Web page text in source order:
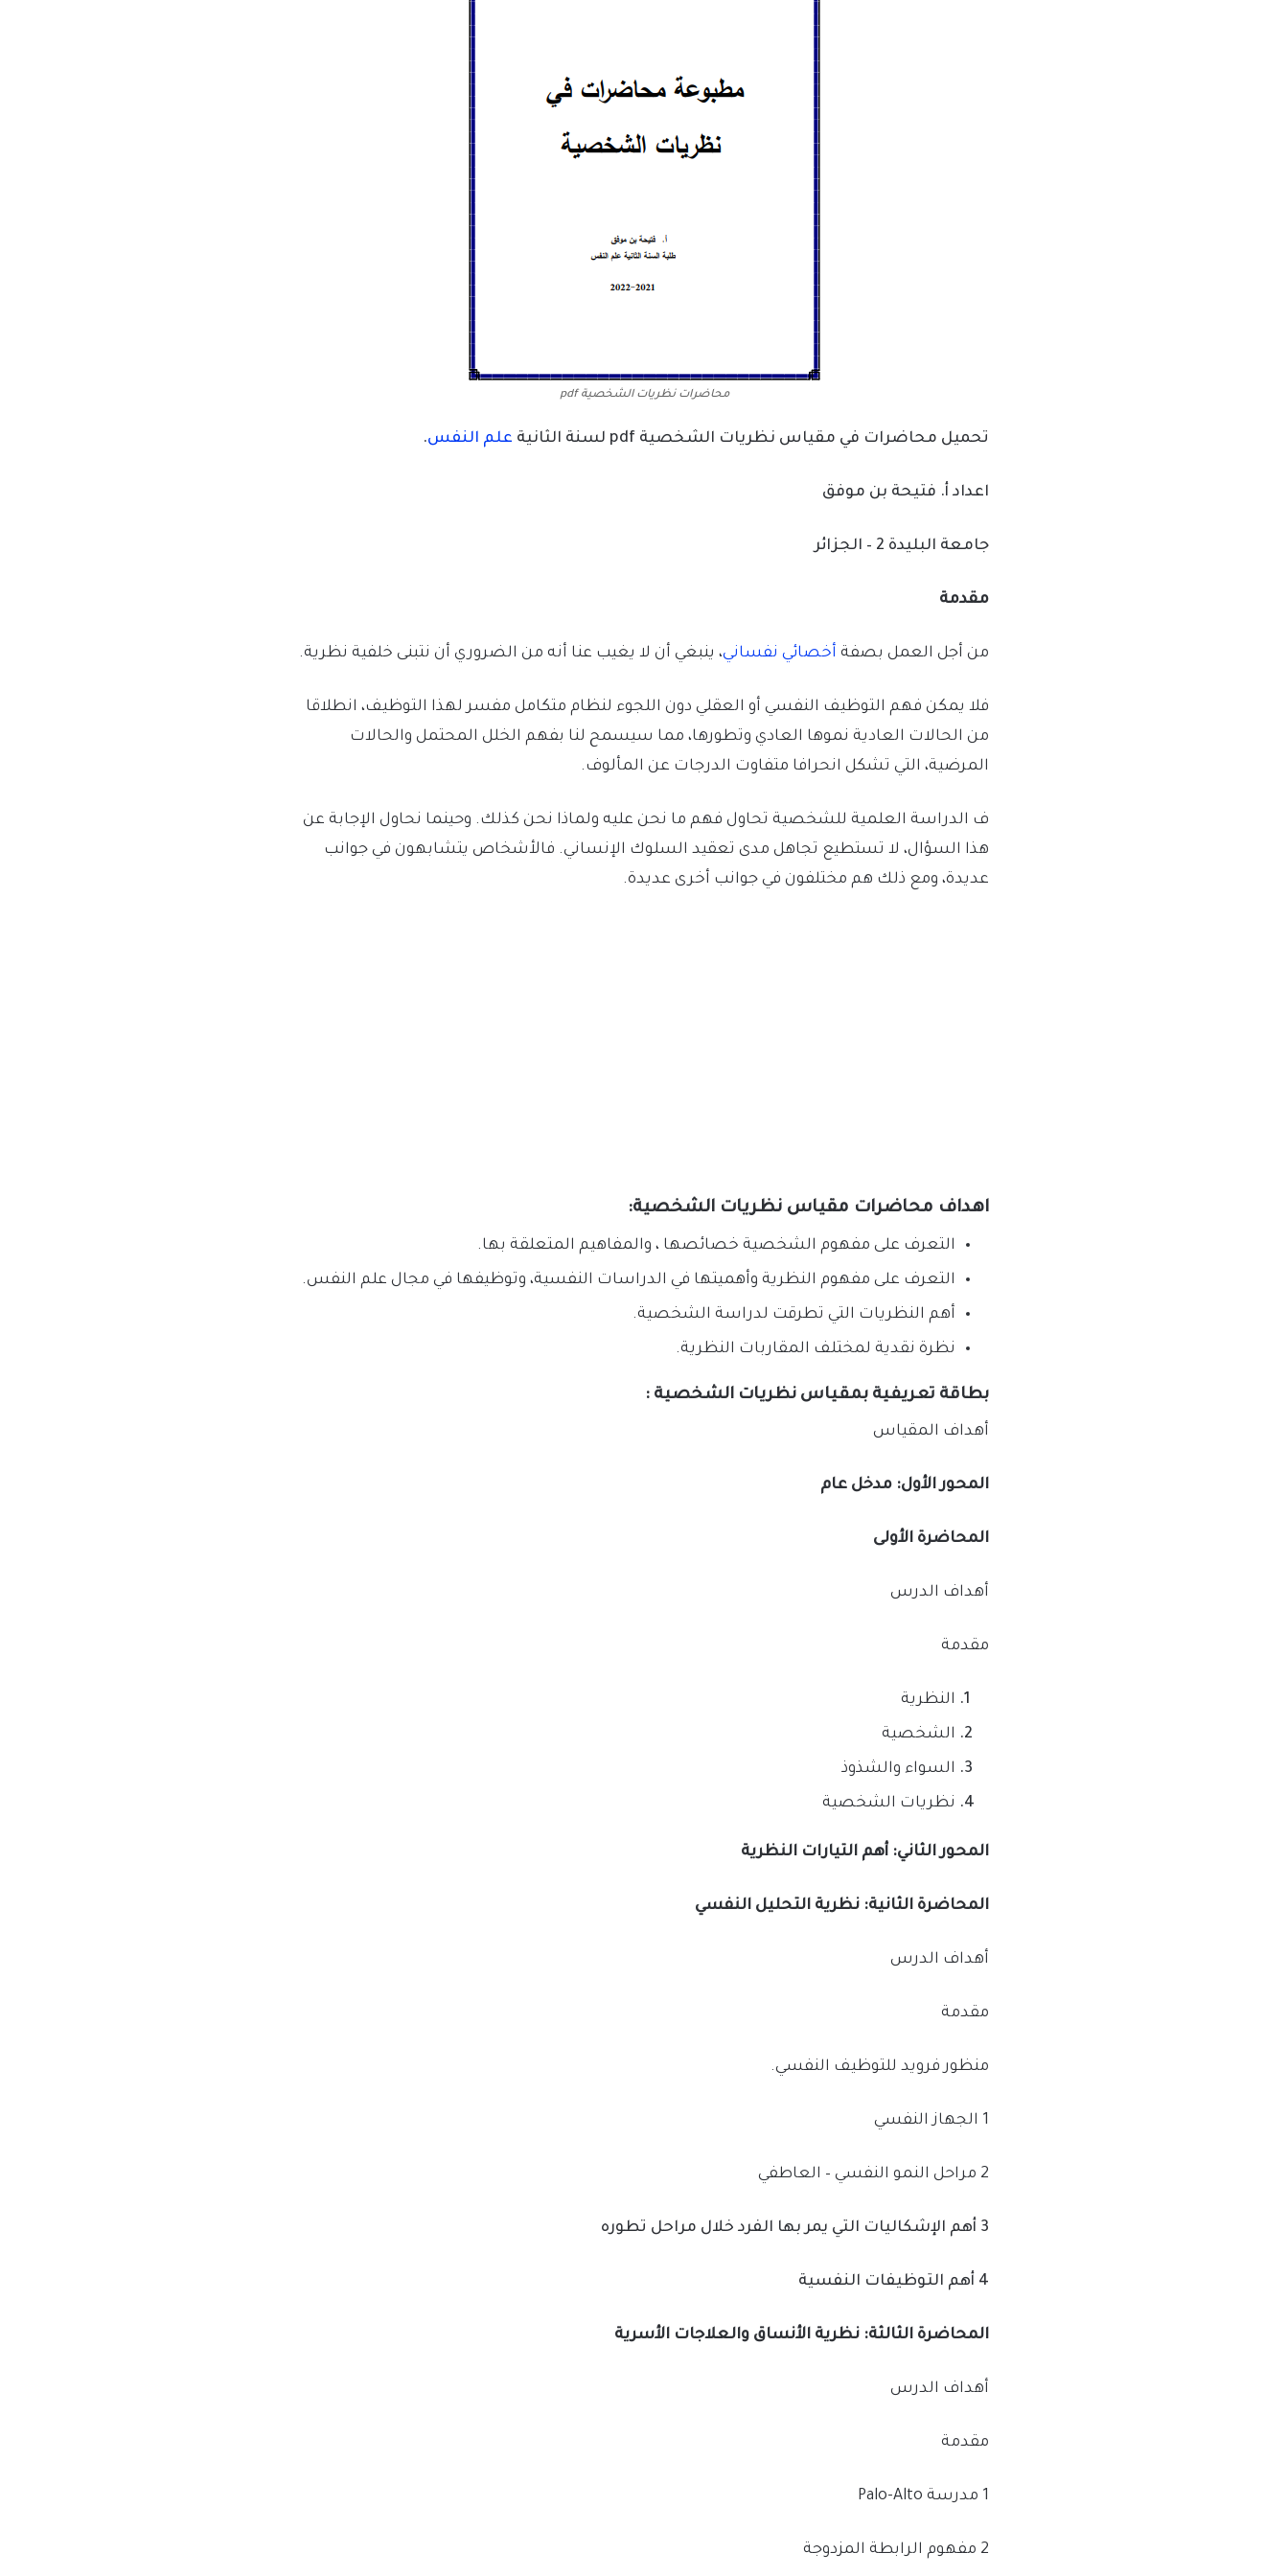
محاضرات نظريات الشخصية pdf
تحميل محاضرات في مقياس نظريات الشخصية pdf لسنة الثانية علم النفس.
اعداد أ. فتيحة بن موفق
جامعة البليدة 2 – الجزائر
مقدمة
من أجل العمل بصفة أخصائي نفساني، ينبغي أن لا يغيب عنا أنه من الضروري أن نتبنى خلفية نظرية.
فلا يمكن فهم التوظيف النفسي أو العقلي دون اللجوء لنظام متكامل مفسر لهذا التوظيف، انطلاقا
من الحالات العادية نموها العادي وتطورها، مما سيسمح لنا بفهم الخلل المحتمل والحالات
المرضية، التي تشكل انحرافا متفاوت الدرجات عن المألوف.
ف الدراسة العلمية للشخصية تحاول فهم ما نحن عليه ولماذا نحن كذلك. وحينما نحاول الإجابة عن
هذا السؤال، لا تستطيع تجاهل مدى تعقيد السلوك الإنساني. فالأشخاص يتشابهون في جوانب
عديدة، ومع ذلك هم مختلفون في جوانب أخرى عديدة.
اهداف محاضرات مقياس نظريات الشخصية:
التعرف على مفهوم الشخصية خصائصها ، والمفاهيم المتعلقة بها.
التعرف على مفهوم النظرية وأهميتها في الدراسات النفسية، وتوظيفها في مجال علم النفس.
أهم النظريات التي تطرقت لدراسة الشخصية.
نظرة نقدية لمختلف المقاربات النظرية.
بطاقة تعريفية بمقياس نظريات الشخصية :
أهداف المقياس
المحور الأول: مدخل عام
المحاضرة الأولى
أهداف الدرس
مقدمة
النظرية
الشخصية
السواء والشذوذ
نظريات الشخصية
المحور الثاني: أهم التيارات النظرية
المحاضرة الثانية: نظرية التحليل النفسي
أهداف الدرس
مقدمة
منظور فرويد للتوظيف النفسي.
1 الجهاز النفسي
2 مراحل النمو النفسي – العاطفي
3 أهم الإشكاليات التي يمر بها الفرد خلال مراحل تطوره
4 أهم التوظيفات النفسية
المحاضرة الثالثة: نظرية الأنساق والعلاجات الأسرية
أهداف الدرس
مقدمة
1 مدرسة Palo-Alto
2 مفهوم الرابطة المزدوجة